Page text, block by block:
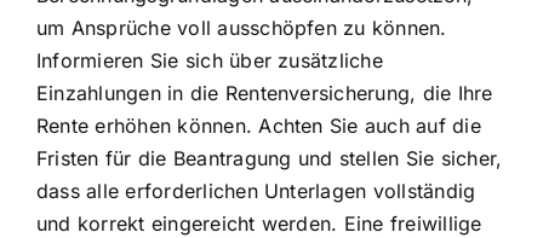
um Ansprüche voll ausschöpfen zu können.
Informieren Sie sich über zusätzliche
Einzahlungen in die Rentenversicherung, die Ihre
Rente erhöhen können. Achten Sie auch auf die
Fristen für die Beantragung und stellen Sie sicher,
dass alle erforderlichen Unterlagen vollständig
und korrekt eingereicht werden. Eine freiwillige